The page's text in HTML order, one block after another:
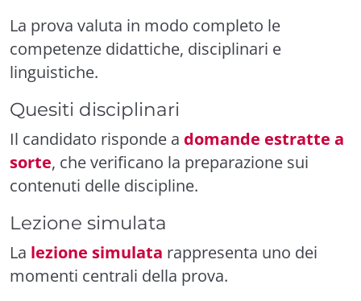
La prova valuta in modo completo le
competenze didattiche, disciplinari e
linguistiche.
Quesiti disciplinari
Il candidato risponde a domande estratte a
sorte, che verificano la preparazione sui
contenuti delle discipline.
Lezione simulata
La lezione simulata rappresenta uno dei
momenti centrali della prova.